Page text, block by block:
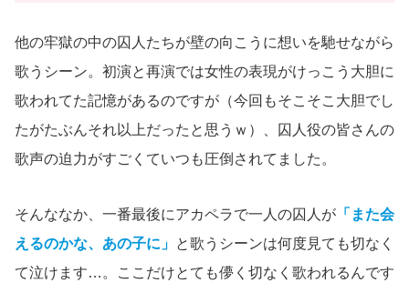
他の牢獄の中の囚人たちが壁の向こうに想いを馳せながら
歌うシーン。初演と再演では女性の表現がけっこう大胆に
歌われてた記憶があるのですが（今回もそこそこ大胆でし
たがたぶんそれ以上だったと思うｗ）、囚人役の皆さんの
歌声の迫力がすごくていつも圧倒されてました。
そんななか、一番最後にアカペラで一人の囚人が 「また会
えるのかな、あの子に」 と歌うシーンは何度見ても切なく
て泣けます…。ここだけとても儚く切なく歌われるんです